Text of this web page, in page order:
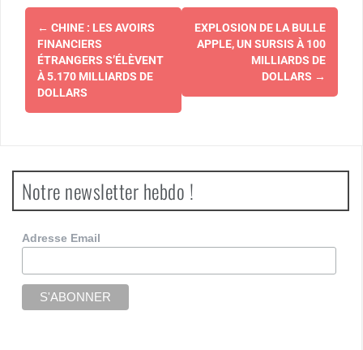
Navigation
d'article
← CHINE : LES AVOIRS
FINANCIERS
ÉTRANGERS S’ÉLÈVENT
À 5.170 MILLIARDS DE
DOLLARS
EXPLOSION DE LA BULLE
APPLE, UN SURSIS À 100
MILLIARDS DE
DOLLARS →
Notre newsletter hebdo !
Adresse Email